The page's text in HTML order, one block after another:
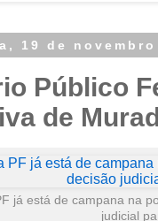
19 de novembro
Público
de
já está de campana na
judicial